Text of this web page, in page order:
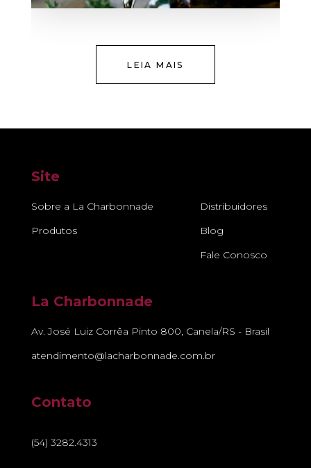
LEIA MAIS
Site
Sobre a La Charbonnade
Produtos
Distribuidores
Blog
Fale Conosco
La Charbonnade
Av. José Luiz Corrêa Pinto 800, Canela/RS - Brasil
atendimento@lacharbonnade.com.br
Contato
(54) 3282.4313